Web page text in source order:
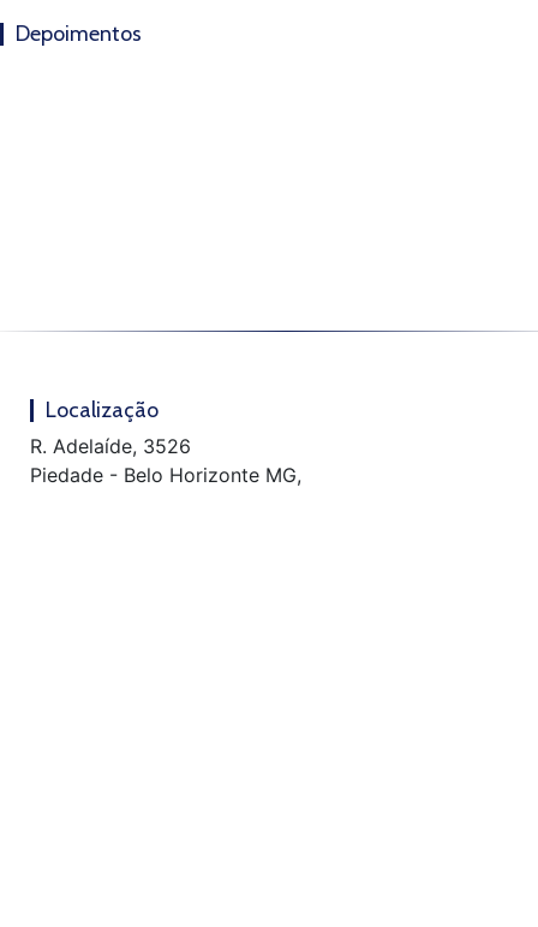
Depoimentos
Localização
R. Adelaíde, 3526
Piedade - Belo Horizonte MG,